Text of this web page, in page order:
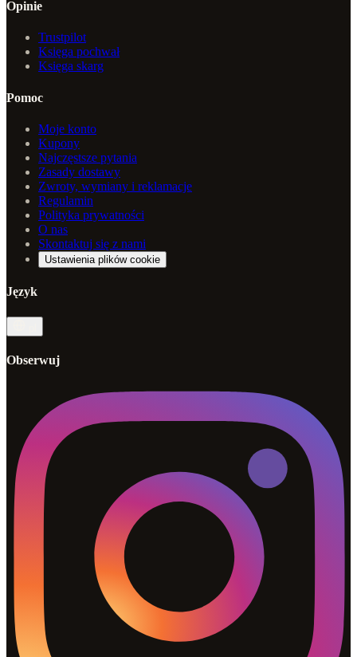
Opinie
Trustpilot
Księga pochwał
Księga skarg
Pomoc
Moje konto
Kupony
Najczęstsze pytania
Zasady dostawy
Zwroty, wymiany i reklamacje
Regulamin
Polityka prywatności
O nas
Skontaktuj się z nami
Ustawienia plików cookie
Język
Obserwuj